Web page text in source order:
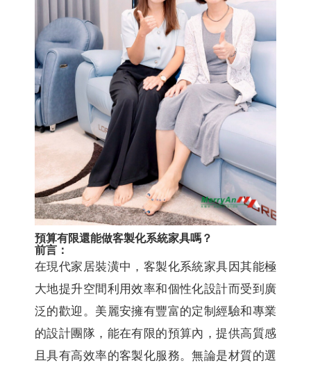
預算有限還能做客製化系統家具嗎？
前言：
在現代家居裝潢中，客製化系統家具因其能極
大地提升空間利用效率和個性化設計而受到廣
泛的歡迎。美麗安擁有豐富的定制經驗和專業
的設計團隊，能在有限的預算內，提供高質感
且具有高效率的客製化服務。無論是材質的選